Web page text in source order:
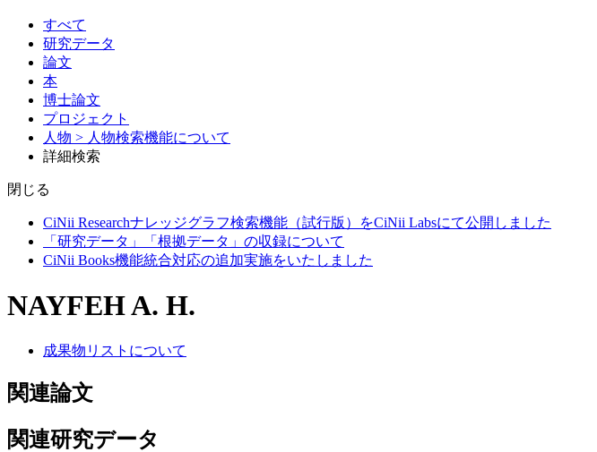
すべて
研究データ
論文
本
博士論文
プロジェクト
人物 > 人物検索機能について
詳細検索
閉じる
CiNii Researchナレッジグラフ検索機能（試行版）をCiNii Labsにて公開しました
「研究データ」「根拠データ」の収録について
CiNii Books機能統合対応の追加実施をいたしました
NAYFEH A. H.
成果物リストについて
関連論文
関連研究データ